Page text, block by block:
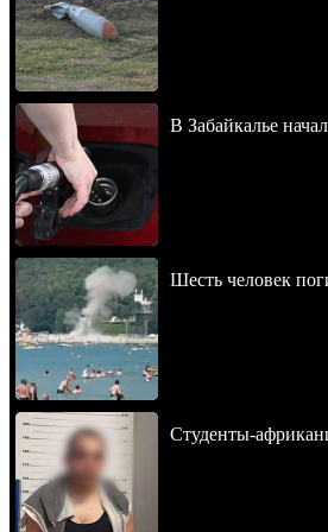
В Забайкалье
Шесть человек
Студенты-